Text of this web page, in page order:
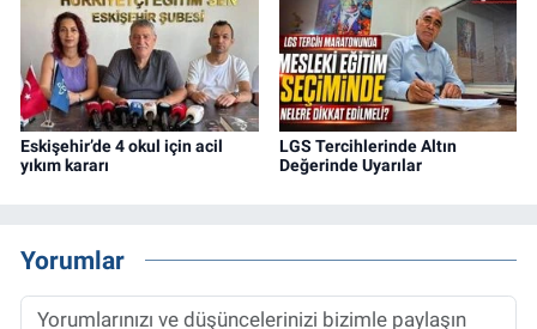
Eskişehir’de 4 okul için acil
yıkım kararı
LGS Tercihlerinde Altın
Değerinde Uyarılar
Yorumlar